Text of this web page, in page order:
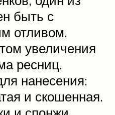
быть с
отливом.
увеличения
ресниц.
нанесения:
и скошенная.